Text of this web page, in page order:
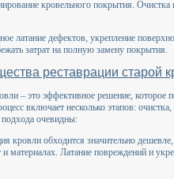
кровельного покрытия.
латание дефектов, укрепление
затрат на полную замену покрытия.
реставрации старой
– это эффективное решение, которое
включает несколько этапов:
очевидны:
кровли обходится значительно
и материалах. Латание повреждений и